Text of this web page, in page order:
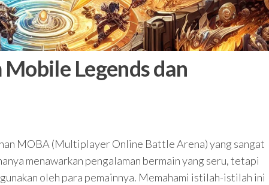
Legends dan
MOBA (Multiplayer Online Battle Arena) yang sangat
menawarkan pengalaman bermain yang seru, tetapi
oleh para pemainnya. Memahami istilah-istilah ini